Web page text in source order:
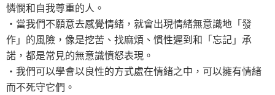
憐憫和自我尊重的人。
‧當我們不願意去感覺情緒，就會出現情緒無意識地「發
作」的風險，像是挖苦、找麻煩、慣性遲到和「忘記」承
諾，都是常見的無意識憤怒表現。
‧我們可以學會以良性的方式處在情緒之中，可以擁有情緒
而不死守它們。